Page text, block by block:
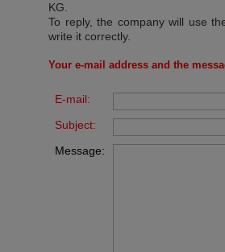
KG
To reply, the company will use
write it correctly.
Your e-mail address and the
E-mail:
Subject:
Message: